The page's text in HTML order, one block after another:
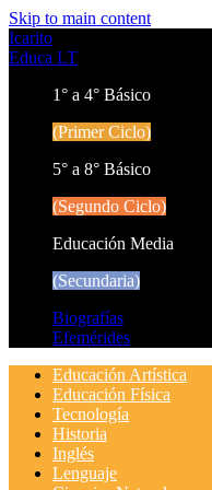
Skip to main content
Icarito
Educa LT
1° a 4° Básico
(Primer Ciclo)
5° a 8° Básico
(Segundo Ciclo)
Educación Media
(Secundaria)
Biografías
Efemérides
Educación Artística
Educación Física
Tecnología
Historia
Inglés
Lenguaje